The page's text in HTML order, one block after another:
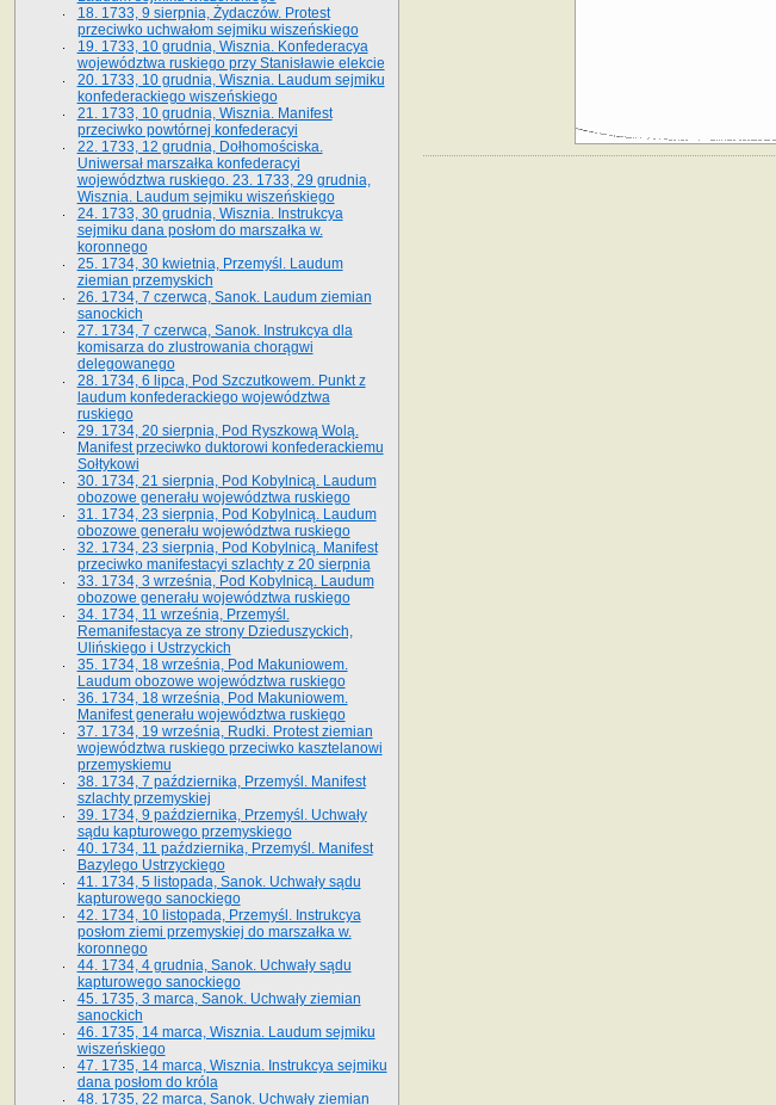
18. 1733, 9 sierpnia, Żydaczów. Protest
przeciwko uchwałom sejmiku wiszeńskiego
19. 1733, 10 grudnia, Wisznia. Konfederacya
województwa ruskiego przy Stanisławie elekcie
20. 1733, 10 grudnia, Wisznia. Laudum sejmiku
konfederackiego wiszeńskiego
21. 1733, 10 grudnia, Wisznia. Manifest
przeciwko powtórnej konfederacyi
22. 1733, 12 grudnia, Dołhomościska.
Uniwersał marszałka konfederacyi
województwa ruskiego. 23. 1733, 29 grudnia,
Wisznia. Laudum sejmiku wiszeńskiego
24. 1733, 30 grudnia, Wisznia. Instrukcya
sejmiku dana posłom do marszałka w.
koronnego
25. 1734, 30 kwietnia, Przemyśl. Laudum
ziemian przemyskich
26. 1734, 7 czerwca, Sanok. Laudum ziemian
sanockich
27. 1734, 7 czerwca, Sanok. Instrukcya dla
komisarza do zlustrowania chorągwi
delegowanego
28. 1734, 6 lipca, Pod Szczutkowem. Punkt z
laudum konfederackiego województwa
ruskiego
29. 1734, 20 sierpnia, Pod Ryszkową Wolą.
Manifest przeciwko duktorowi konfederackiemu
Sołtykowi
30. 1734, 21 sierpnia, Pod Kobylnicą. Laudum
obozowe generału województwa ruskiego
31. 1734, 23 sierpnia, Pod Kobylnicą. Laudum
obozowe generału województwa ruskiego
32. 1734, 23 sierpnia, Pod Kobylnicą. Manifest
przeciwko manifestacyi szlachty z 20 sierpnia
33. 1734, 3 września, Pod Kobylnicą. Laudum
obozowe generału województwa ruskiego
34. 1734, 11 września, Przemyśl.
Remanifestacya ze strony Dzieduszyckich,
Ulińskiego i Ustrzyckich
35. 1734, 18 września, Pod Makuniowem.
Laudum obozowe województwa ruskiego
36. 1734, 18 września, Pod Makuniowem.
Manifest generału województwa ruskiego
37. 1734, 19 września, Rudki. Protest ziemian
województwa ruskiego przeciwko kasztelanowi
przemyskiemu
38. 1734, 7 października, Przemyśl. Manifest
szlachty przemyskiej
39. 1734, 9 października, Przemyśl. Uchwały
sądu kapturowego przemyskiego
40. 1734, 11 października, Przemyśl. Manifest
Bazylego Ustrzyckiego
41. 1734, 5 listopada, Sanok. Uchwały sądu
kapturowego sanockiego
42. 1734, 10 listopada, Przemyśl. Instrukcya
posłom ziemi przemyskiej do marszałka w.
koronnego
44. 1734, 4 grudnia, Sanok. Uchwały sądu
kapturowego sanockiego
45. 1735, 3 marca, Sanok. Uchwały ziemian
sanockich
46. 1735, 14 marca, Wisznia. Laudum sejmiku
wiszeńskiego
47. 1735, 14 marca, Wisznia. Instrukcya sejmiku
dana posłom do króla
48. 1735, 22 marca, Sanok. Uchwały ziemian